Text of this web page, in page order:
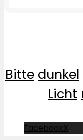
Bitte dunkel
Licht
FacebookX